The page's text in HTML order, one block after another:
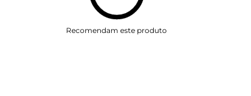
Recomendam este produto